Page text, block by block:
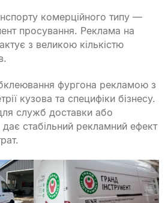
комерційного типу —
просування. Реклама на
з великою кількістю
фургона рекламою з
кузова та специфіки бізнесу.
служб доставки або
дає стабільний рекламний ефект